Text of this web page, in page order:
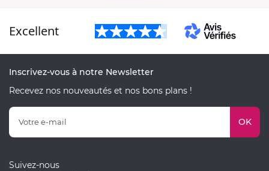
Excellent
Inscrivez-vous à notre Newsletter
Recevez nos nouveautés et nos bons plans !
OK
Suivez-nous